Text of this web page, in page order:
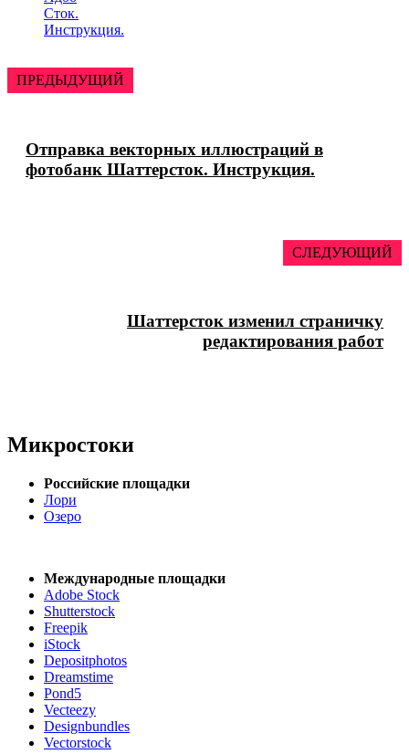
Сток.
Инструкция.
ПРЕДЫДУЩИЙ
Отправка векторных иллюстраций в
фотобанк Шаттерсток. Инструкция.
СЛЕДУЮЩИЙ
Шаттерсток изменил страничку
редактирования работ
Микростоки
Российские площадки
Лори
Озеро
Международные площадки
Adobe Stock
Shutterstock
Freepik
iStock
Depositphotos
Dreamstime
Pond5
Vecteezy
Designbundles
Vectorstock